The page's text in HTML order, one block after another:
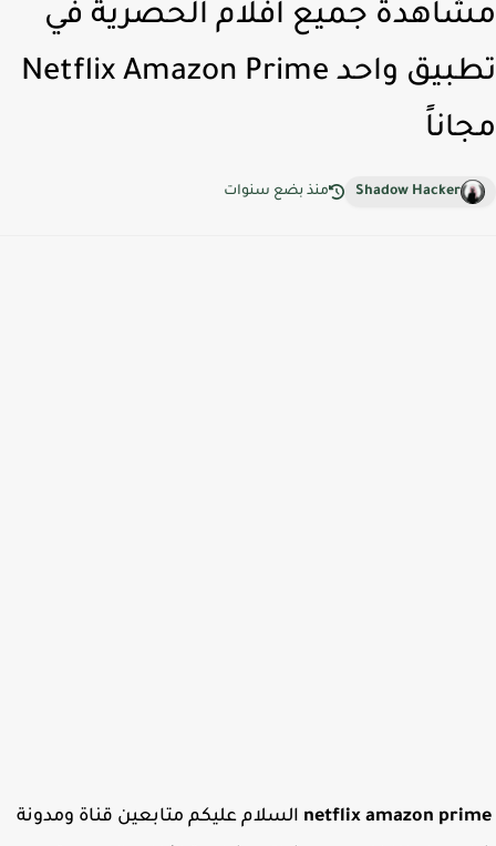
جميع افلام الحصرية في
تطبيق واحد Netflix Amazon Prime
Shadow Hacker منذ بضع سنوات
netflix amazon السلام عليكم متابعين قناة ومدونة